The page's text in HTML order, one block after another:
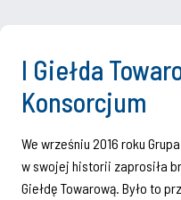
I Giełda
Konsorcjum
We wrześniu 2016 roku
w swojej historii zaprosiła
Giełdę Towarową. Było to